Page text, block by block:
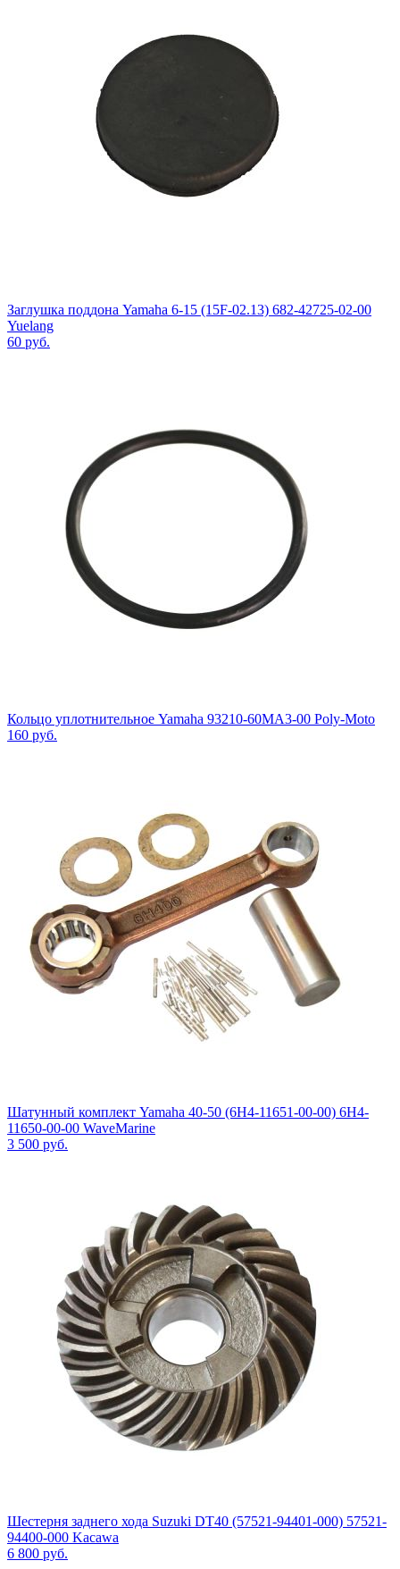
Заглушка поддона Yamaha 6-15 (15F-02.13) 682-42725-02-00
Yuelang
60 руб.
Кольцо уплотнительное Yamaha 93210-60MA3-00 Poly-Moto
160 руб.
Шатунный комплект Yamaha 40-50 (6H4-11651-00-00) 6H4-
11650-00-00 WaveMarine
3 500 руб.
Шестерня заднего хода Suzuki DT40 (57521-94401-000) 57521-
94400-000 Kacawa
6 800 руб.